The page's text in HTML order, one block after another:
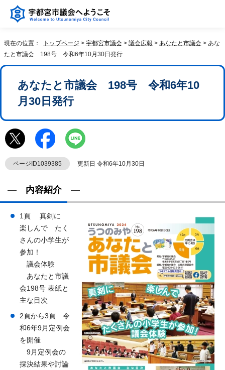
現在の位置： トップページ > 宇都宮市議会 > 議会広報 > あなたと市議会 > あな
たと市議会 198号 令和6年10月30日発行
あなたと市議会 198号 令和6年10
月30日発行
ページID1039385 更新日 令和6年10月30日
― 内容紹介 ―
1頁 真剣に
楽しんで たく
さんの小学生が
参加！
議会体験
あなたと市議
会198号 表紙と
主な目次
2頁から3頁 令
和6年9月定例会
を開催
9月定例会の
採決結果や討論